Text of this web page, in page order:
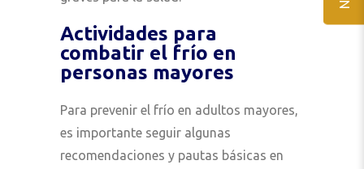
Actividades para
combatir el frío en
personas mayores
Para prevenir el frío en adultos mayores,
es importante seguir algunas
recomendaciones y pautas básicas en